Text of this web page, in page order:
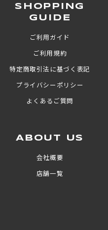
SHOPPING
GUIDE
ご利用ガイド
ご利用規約
特定商取引法に基づく表記
プライバシーポリシー
よくあるご質問
ABOUT US
会社概要
店舗一覧